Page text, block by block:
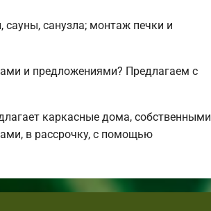
сауны, санузла; монтаж печки и
и предложениями? Предлагаем с
каркасные дома, собственными
в рассрочку, с помощью